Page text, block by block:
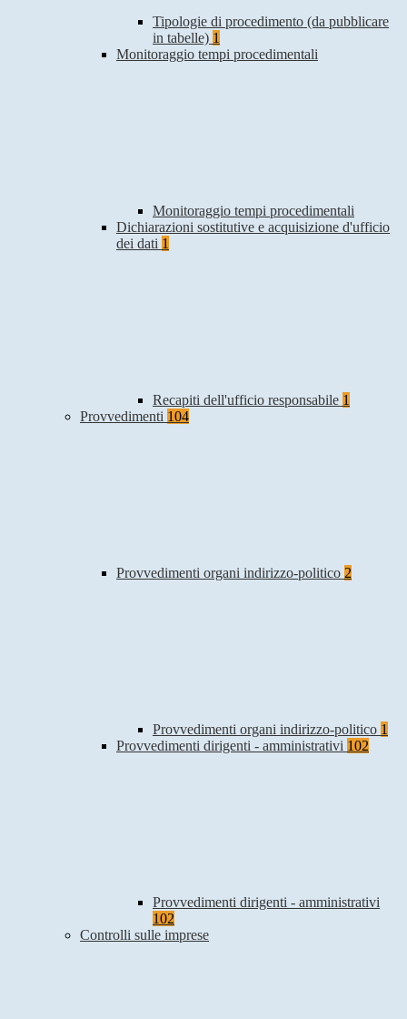
Tipologie di procedimento (da pubblicare
in tabelle) 1
Monitoraggio tempi procedimentali
Monitoraggio tempi procedimentali
Dichiarazioni sostitutive e acquisizione d'ufficio
dei dati 1
Recapiti dell'ufficio responsabile 1
Provvedimenti 104
Provvedimenti organi indirizzo-politico 2
Provvedimenti organi indirizzo-politico 1
Provvedimenti dirigenti - amministrativi 102
Provvedimenti dirigenti - amministrativi
102
Controlli sulle imprese